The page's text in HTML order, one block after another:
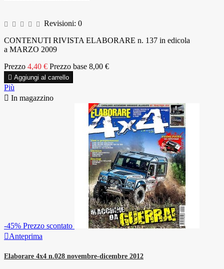
Revisioni: 0
CONTENUTI RIVISTA ELABORARE n. 137 in edicola
a MARZO 2009
Prezzo 4,40 € Prezzo base 8,00 €
 Aggiungi al carrello
Più
 In magazzino
-45% Prezzo scontato
Anteprima
Elaborare 4x4 n.028 novembre-dicembre 2012